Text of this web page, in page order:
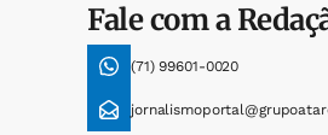
Fale com a
(71) 99601-0020